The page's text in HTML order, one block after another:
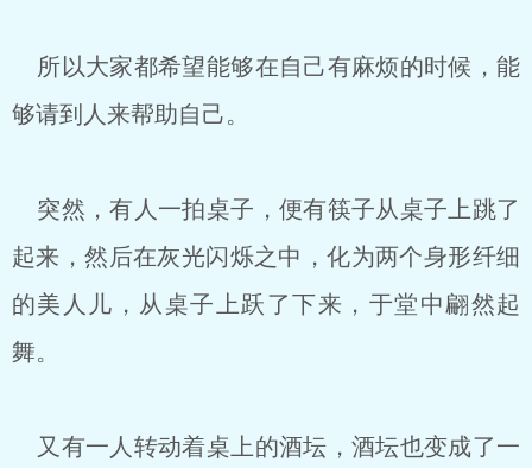
所以大家都希望能够在自己有麻烦的时候，能
够请到人来帮助自己。
突然，有人一拍桌子，便有筷子从桌子上跳了
起来，然后在灰光闪烁之中，化为两个身形纤细
的美人儿，从桌子上跃了下来，于堂中翩然起
舞。
又有一人转动着桌上的酒坛，酒坛也变成了一